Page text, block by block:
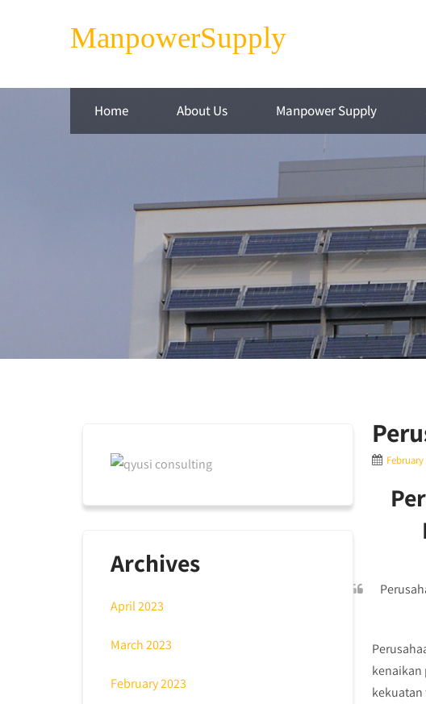
ManpowerSupply
Home About Us Manpower Supply
February
kenaikan
Archives
April 2023
March 2023
February 2023